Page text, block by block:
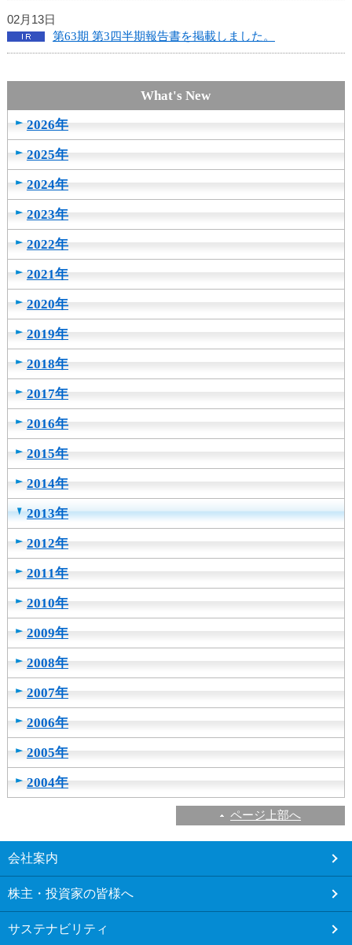
02月13日
第63期 第3四半期報告書を掲載しました。
2026年
2025年
2024年
2023年
2022年
2021年
2020年
2019年
2018年
2017年
2016年
2015年
2014年
2013年
2012年
2011年
2010年
2009年
2008年
2007年
2006年
2005年
2004年
ページ上部へ
こ
ら
フ
ッ
会社案内
株主・投資家の皆様へ
サステナビリティ